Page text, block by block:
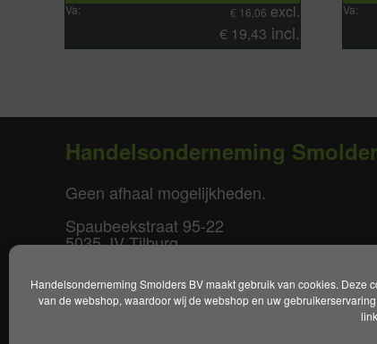
Handelsonderneming Smolders BV maakt gebruik van cookies. Deze
van de webshop, waardoor wij de webshop en uw
Va: € 16,06 excl.
€ 19,43 incl.
Va:
Handelsonderneming
Geen afhaal mogelijkheden.
Spaubeekstraat 95-22
5035 JV Tilburg
T. +31(0)85-0640877
E.info@smoldersbv.nl
|